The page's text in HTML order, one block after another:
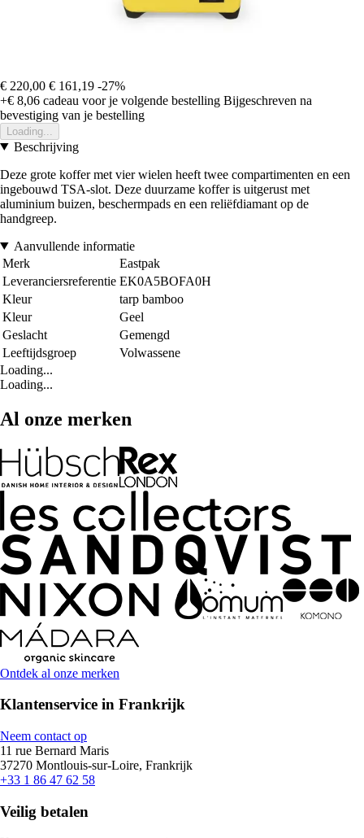
€ 220,00 € 161,19 -27%
+€ 8,06 cadeau voor je volgende bestelling Bijgeschreven na
bevestiging van je bestelling
Loading...
Beschrijving
Deze grote koffer met vier wielen heeft twee compartimenten en een
ingebouwd TSA-slot. Deze duurzame koffer is uitgerust met
aluminium buizen, beschermpads en een reliëfdiamant op de
handgreep.
Aanvullende informatie
Merk
Eastpak
Leveranciersreferentie EK0A5BOFA0H
Kleur
tarp bamboo
Kleur
Geel
Geslacht
Gemengd
Leeftijdsgroep
Volwassene
Loading...
Loading...
Al onze merken
Ontdek al onze merken
Klantenservice in Frankrijk
Neem contact op
11 rue Bernard Maris
37270 Montlouis-sur-Loire, Frankrijk
+33 1 86 47 62 58
Veilig betalen